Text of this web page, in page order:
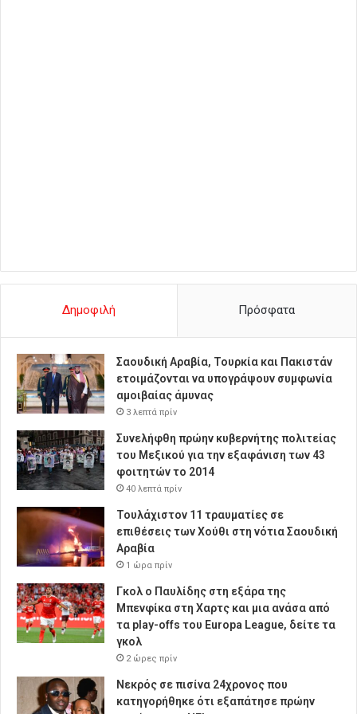
Δημοφιλή Πρόσφατα
Σαουδική Αραβία, Τουρκία και Πακιστάν
ετοιμάζονται να υπογράψουν συμφωνία
αμοιβαίας άμυνας
3 λεπτά πρίν
Συνελήφθη πρώην κυβερνήτης πολιτείας
του Μεξικού για την εξαφάνιση των 43
φοιτητών το 2014
40 λεπτά πρίν
Τουλάχιστον 11 τραυματίες σε
επιθέσεις των Χούθι στη νότια Σαουδική
Αραβία
1 ώρα πρίν
Γκολ ο Παυλίδης στη εξάρα της
Μπενφίκα στη Χαρτς και μια ανάσα από
τα play-offs του Europa League, δείτε τα
γκολ
2 ώρες πρίν
Νεκρός σε πισίνα 24χρονος που
κατηγορήθηκε ότι εξαπάτησε πρώην